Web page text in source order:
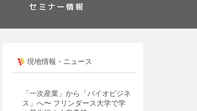
セミナー情報
現地情報・ニュース
「一次産業」から「バイオビジネ
ス」へ〜 フリンダース大学で学